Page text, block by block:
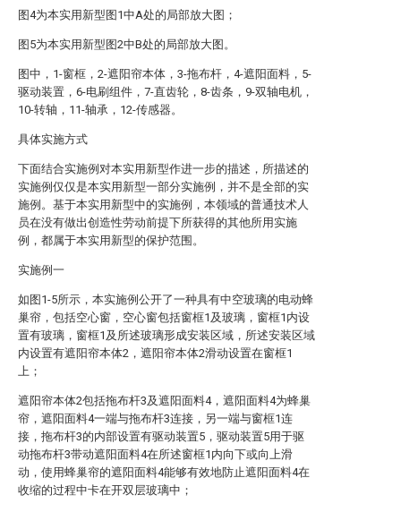
图4为本实用新型图1中A处的局部放大图；
图5为本实用新型图2中B处的局部放大图。
图中，1-窗框，2-遮阳帘本体，3-拖布杆，4-遮阳面料，5-
驱动装置，6-电刷组件，7-直齿轮，8-齿条，9-双轴电机，
10-转轴，11-轴承，12-传感器。
具体实施方式
下面结合实施例对本实用新型作进一步的描述，所描述的
实施例仅仅是本实用新型一部分实施例，并不是全部的实
施例。基于本实用新型中的实施例，本领域的普通技术人
员在没有做出创造性劳动前提下所获得的其他所用实施
例，都属于本实用新型的保护范围。
实施例一
如图1-5所示，本实施例公开了一种具有中空玻璃的电动蜂
巢帘，包括空心窗，空心窗包括窗框1及玻璃，窗框1内设
置有玻璃，窗框1及所述玻璃形成安装区域，所述安装区域
内设置有遮阳帘本体2，遮阳帘本体2滑动设置在窗框1
上；
遮阳帘本体2包括拖布杆3及遮阳面料4，遮阳面料4为蜂巢
帘，遮阳面料4一端与拖布杆3连接，另一端与窗框1连
接，拖布杆3的内部设置有驱动装置5，驱动装置5用于驱
动拖布杆3带动遮阳面料4在所述窗框1内向下或向上滑
动，使用蜂巢帘的遮阳面料4能够有效地防止遮阳面料4在
收缩的过程中卡在开双层玻璃中；